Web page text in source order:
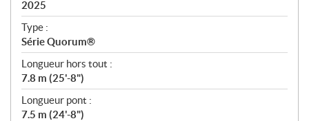
c
a
t
i
o
n
s
2025
Type :
Série Quorum®
Longueur hors tout :
7.8 m (25'-8")
Longueur pont :
7.5 m (24'-8")